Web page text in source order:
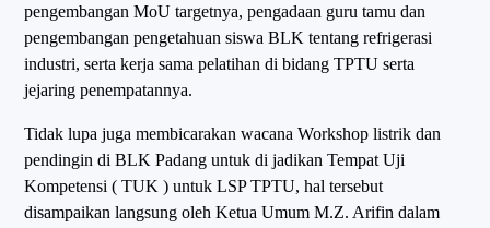
pengembangan MoU targetnya, pengadaan guru tamu dan
pengembangan pengetahuan siswa BLK tentang refrigerasi
industri, serta kerja sama pelatihan di bidang TPTU serta
jejaring penempatannya.
Tidak lupa juga membicarakan wacana Workshop listrik dan
pendingin di BLK Padang untuk di jadikan Tempat Uji
Kompetensi ( TUK ) untuk LSP TPTU, hal tersebut
disampaikan langsung oleh Ketua Umum M.Z. Arifin dalam